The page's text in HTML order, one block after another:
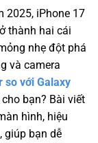
2025, iPhone 17
thành hai cái
nhẹ đột phá
và camera
so với Galaxy
bạn? Bài viết
hình, hiệu
giúp bạn dễ